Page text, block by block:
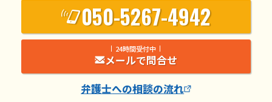
050-5267-4942
24時間受付中
メールで問合せ
弁護士への相談の流れ